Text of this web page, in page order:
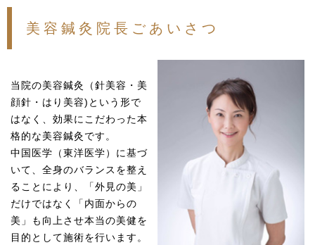
美容鍼灸院長ごあいさつ
当院の美容鍼灸（針美容・美
顔針・はり美容)という形で
はなく、効果にこだわった本
格的な美容鍼灸です。
中国医学（東洋医学）に基づ
いて、全身のバランスを整え
ることにより、「外見の美」
だけではなく「内面からの
美」も向上させ本当の美健を
目的として施術を行います。